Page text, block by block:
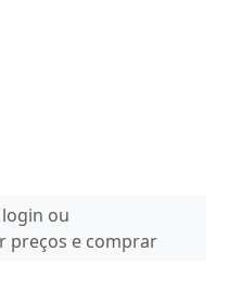
login ou
preços e comprar